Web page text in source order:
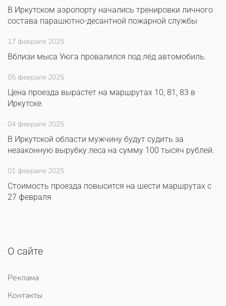
В Иркутском аэропорту начались тренировки личного
состава парашютно-десантной пожарной службы
17 февраля 2025
Вблизи мыса Уюга провалился под лёд автомобиль.
05 февраля 2025
Цена проезда вырастет на маршрутах 10, 81, 83 в
Иркутске.
04 февраля 2025
В Иркутской области мужчину будут судить за
незаконную вырубку леса на сумму 100 тысяч рублей.
01 февраля 2025
Стоимость проезда повысится на шести маршрутах с
27 февраля
О сайте
Реклама
Контакты